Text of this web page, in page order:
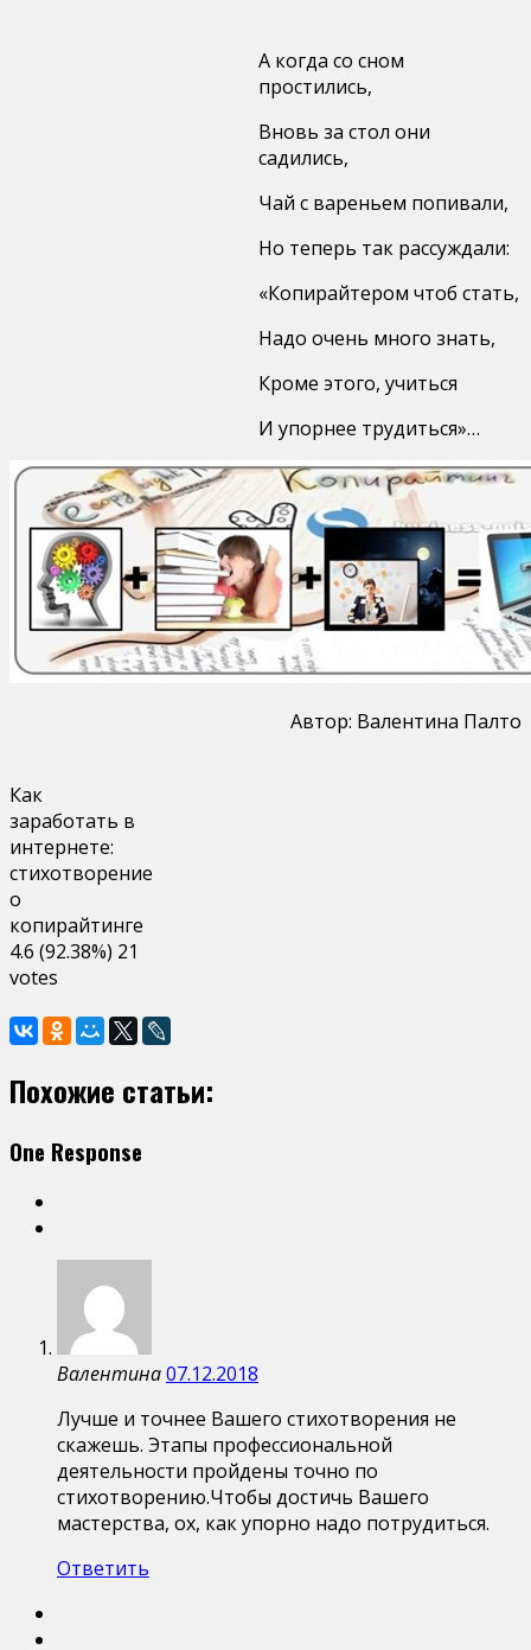
А когда со сном
простились,
Вновь за стол они
садились,
Чай с вареньем попивали,
Но теперь так рассуждали:
«Копирайтером чтоб стать,
Надо очень много знать,
Кроме этого, учиться
И упорнее трудиться»…
Автор: Валентина Палто
Как
заработать в
интернете:
стихотворение
о
копирайтинге
4.6 (92.38%) 21
votes
Похожие статьи:
One Response
Валентина07.12.2018
Лучше и точнее Вашего стихотворения не
скажешь. Этапы профессиональной
деятельности пройдены точно по
стихотворению.Чтобы достичь Вашего
мастерства, ох, как упорно надо потрудиться.
Ответить